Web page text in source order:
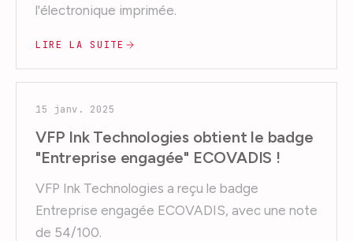
l'électronique imprimée.
LIRE LA SUITE
15 janv. 2025
VFP Ink Technologies obtient le badge
"Entreprise engagée" ECOVADIS !
VFP Ink Technologies a reçu le badge
Entreprise engagée ECOVADIS, avec une note
de 54/100.